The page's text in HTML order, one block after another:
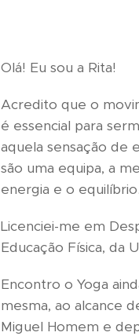
Olá! Eu sou a Rita!
Acredito que o
é essencial para
aquela sensação de
são uma equipa, a
energia e o equilíbrio.
Licenciei-me em
Educação Física, da
Encontro o Yoga
mesma, ao alcance
Miguel Homem e